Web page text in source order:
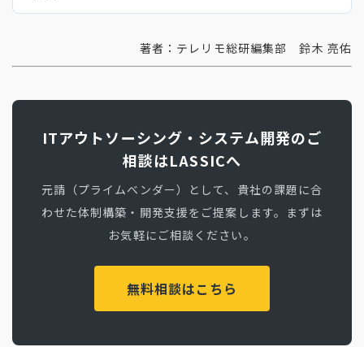
著者：テレリモ総研編集部 鈴木 亮佑
ITアウトソーシング・システム開発のご
相談はLASSICへ
元請（プライムベンダー）として、貴社の課題に合
わせた体制構築・開発支援をご提案します。まずは
お気軽にご相談ください。
無料相談はこちら